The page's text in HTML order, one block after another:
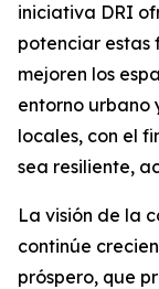
iniciativa DRI
potenciar estas
mejoren los
entorno urbano
locales, con el
sea resiliente,
La visión de la
continúe
próspero, que